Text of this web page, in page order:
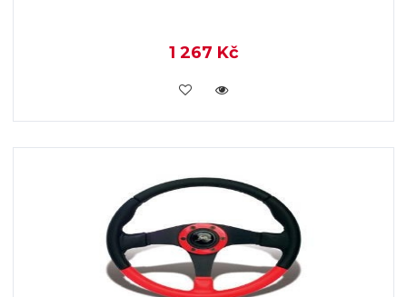
1 267 Kč
KOUPIT